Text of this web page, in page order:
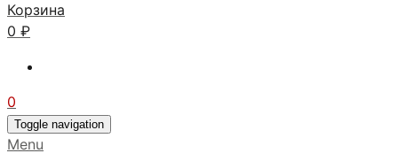
Корзина
0 ₽
0
Toggle navigation
Menu